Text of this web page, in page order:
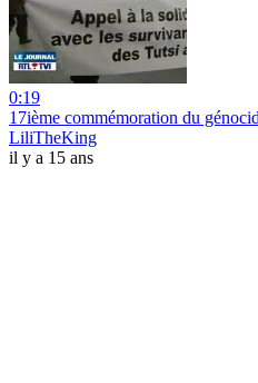
0:19
17ième commémoration du
LiliTheKing
il y a 15 ans